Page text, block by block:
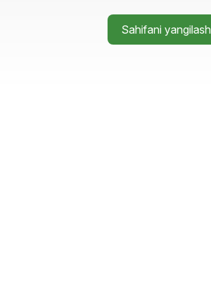
Sahifani yangilash